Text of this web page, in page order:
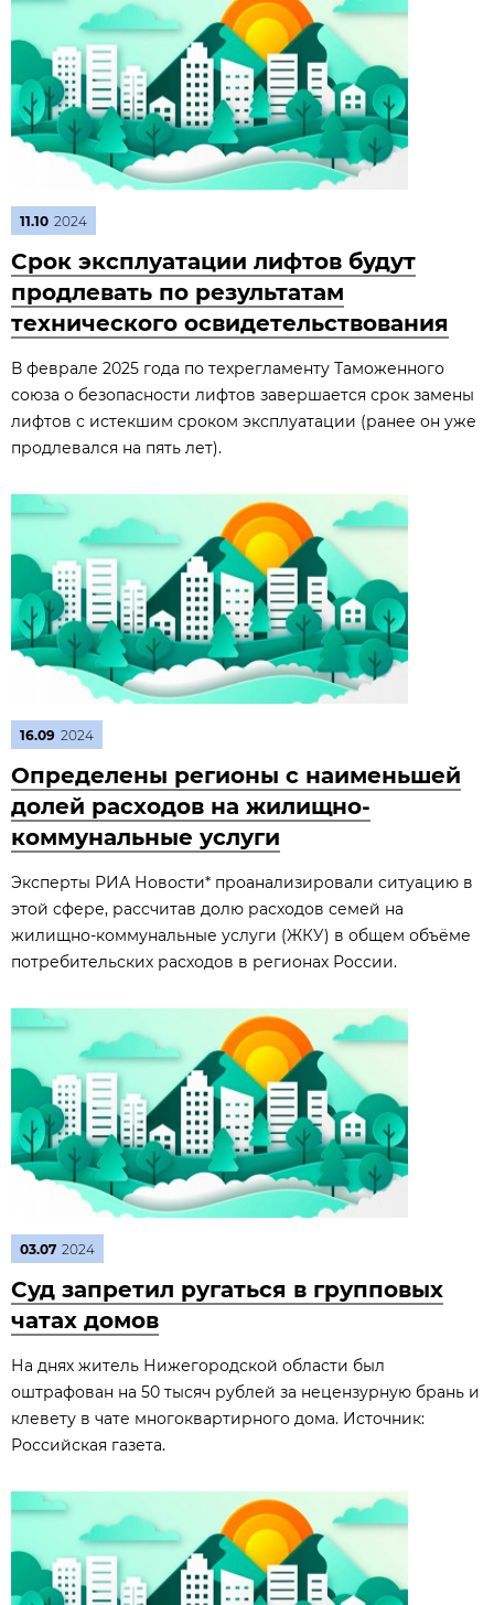
11.10 2024
Срок эксплуатации лифтов будут
продлевать по результатам
технического освидетельствования
В феврале 2025 года по техрегламенту Таможенного
союза о безопасности лифтов завершается срок замены
лифтов с истекшим сроком эксплуатации (ранее он уже
продлевался на пять лет).
16.09 2024
Определены регионы с наименьшей
долей расходов на жилищно-
коммунальные услуги
Эксперты РИА Новости* проанализировали ситуацию в
этой сфере, рассчитав долю расходов семей на
жилищно-коммунальные услуги (ЖКУ) в общем объёме
потребительских расходов в регионах России.
03.07 2024
Суд запретил ругаться в групповых
чатах домов
На днях житель Нижегородской области был
оштрафован на 50 тысяч рублей за нецензурную брань и
клевету в чате многоквартирного дома. Источник:
Российская газета.